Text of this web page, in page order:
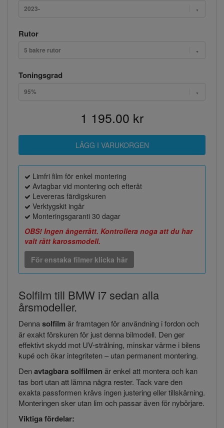
2023-
Rutor
5 bakre rutor
Toningsgrad
95%
1 195.00 kr
Limfri film för enkel montering
Avtagbar vid montering och efteråt
Levereras färdigskuren
Verktygskit ingår
Monteringsgaranti 30 dagar
OBS! Ingen ångerrätt. Kontrollera noga att du har
valt rätt karossmodell.
För enstaka filmer klicka här
Solfilm till BMW i7 sedan alla
årsmodeller.
Dennasolfilmär framtagen för användning i fordon och
är exakt förskuren för just denna bilmodell. Den ger
effektivt skydd mot UV-strålning, minskar värme i bilens
kupé och ökar integriteten – utan permanent montering.
Denavtagbara solfilmen är enkel att montera och kan
tas bort utan att lämna några rester. Tack vare den
exakta passformen krävs ingen justering eller tillskärning.
Monteringen sker utan lim och passar även för nybörjare.
Viktiga fördelar: